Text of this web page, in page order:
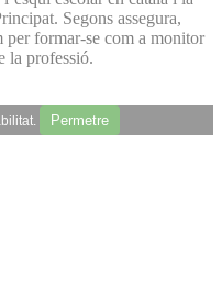
Segons assegura,
per formar-se com a monitor
la professió.
Permetre